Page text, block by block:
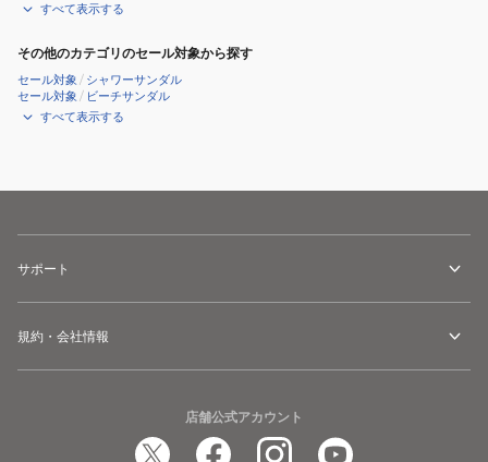
すべて表示する
その他のカテゴリのセール対象から探す
セール対象 / シャワーサンダル
セール対象 / ビーチサンダル
すべて表示する
サポート
規約・会社情報
店舗公式アカウント